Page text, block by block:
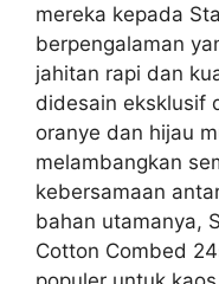
mereka kepada
berpengalaman
jahitan rapi dan
didesain eksklusif
oranye dan hijau
melambangkan
kebersamaan
bahan utamanya,
Cotton Combed